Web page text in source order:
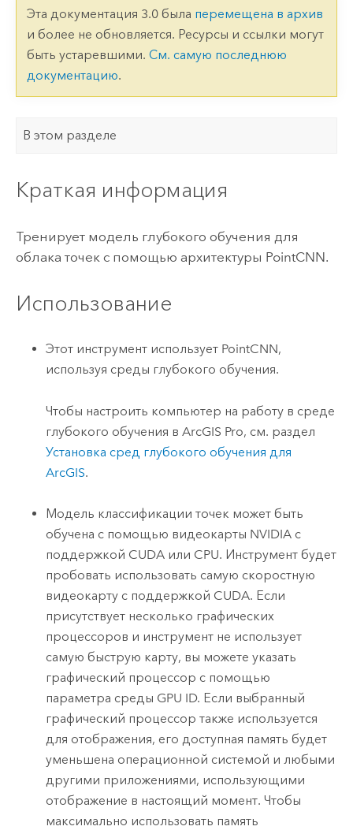
Эта документация 3.0 была перемещена в архив
и более не обновляется. Ресурсы и ссылки могут
быть устаревшими. См. самую последнюю
документацию.
В этом разделе
Краткая информация
Тренирует модель глубокого обучения для
облака точек с помощью архитектуры PointCNN.
Использование
Этот инструмент использует PointCNN,
используя среды глубокого обучения.
Чтобы настроить компьютер на работу в среде
глубокого обучения вArcGIS Pro, см. раздел
Установка сред глубокого обучения для
ArcGIS.
Модель классификации точек может быть
обучена с помощью видеокарты NVIDIA с
поддержкой CUDA или CPU. Инструмент будет
пробовать использовать самую скоростную
видеокарту с поддержкой CUDA. Если
присутствует несколько графических
процессоров и инструмент не использует
самую быструю карту, вы можете указать
графический процессор с помощью
параметра среды GPU ID. Если выбранный
графический процессор также используется
для отображения, его доступная память будет
уменьшена операционной системой и любыми
другими приложениями, использующими
отображение в настоящий момент. Чтобы
максимально использовать память